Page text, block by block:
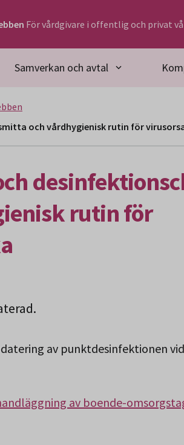
För vårdgivare i offentlig och privat
Samverkan och avtal
och vårdhygienisk rutin för
rutin för
av punktdesinfektionen
av boende-